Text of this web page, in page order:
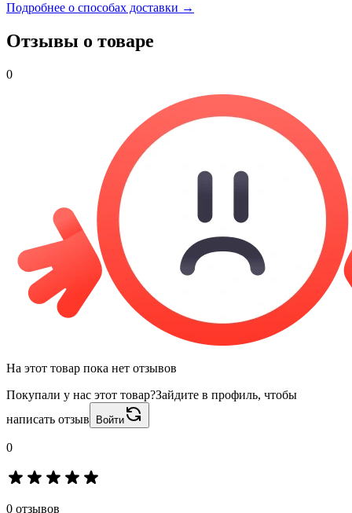
Подробнее о способах доставки →
Отзывы о товаре
0
На этот товар пока нет отзывов
Покупали у нас этот товар?Зайдите в профиль, чтобы
написать отзыв
Войти
0
0 отзывов